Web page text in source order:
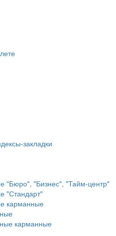
закладки
"Бюро", "Бизнес", "Тайм-центр"
"Стандарт"
карманные
карманные